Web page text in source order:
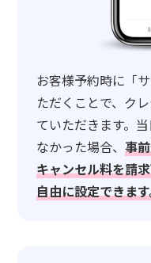
お客様予約時に「
ただくことで、ク
ていただきます。
なかった場合、事
キャンセル料を請
自由に設定できま